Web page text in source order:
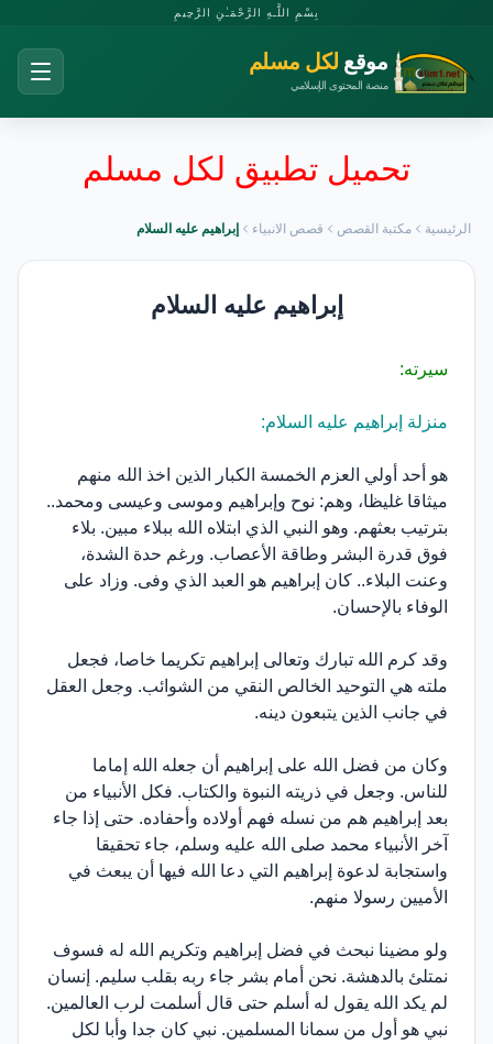
بِسْمِ اللَّـهِ الرَّحْمَـٰنِ الرَّحِيمِ
موقع لكل مسلم
منصة المحتوى الإسلامي
تحميل تطبيق لكل مسلم
الرئيسية مكتبة القصص قصص الانبياء إبراهيم عليه السلام
إبراهيم عليه السلام
سيرته:
منزلة إبراهيم عليه السلام:
هو أحد أولي العزم الخمسة الكبار الذين اخذ الله منهم
ميثاقا غليظا، وهم: نوح وإبراهيم وموسى وعيسى ومحمد..
بترتيب بعثهم. وهو النبي الذي ابتلاه الله ببلاء مبين. بلاء
فوق قدرة البشر وطاقة الأعصاب. ورغم حدة الشدة،
وعنت البلاء.. كان إبراهيم هو العبد الذي وفى. وزاد على
الوفاء بالإحسان.
وقد كرم الله تبارك وتعالى إبراهيم تكريما خاصا، فجعل
ملته هي التوحيد الخالص النقي من الشوائب. وجعل العقل
في جانب الذين يتبعون دينه.
وكان من فضل الله على إبراهيم أن جعله الله إماما
للناس. وجعل في ذريته النبوة والكتاب. فكل الأنبياء من
بعد إبراهيم هم من نسله فهم أولاده وأحفاده. حتى إذا جاء
آخر الأنبياء محمد صلى الله عليه وسلم، جاء تحقيقا
واستجابة لدعوة إبراهيم التي دعا الله فيها أن يبعث في
الأميين رسولا منهم.
ولو مضينا نبحث في فضل إبراهيم وتكريم الله له فسوف
نمتلئ بالدهشة. نحن أمام بشر جاء ربه بقلب سليم. إنسان
لم يكد الله يقول له أسلم حتى قال أسلمت لرب العالمين.
نبي هو أول من سمانا المسلمين. نبي كان جدا وأبا لكل